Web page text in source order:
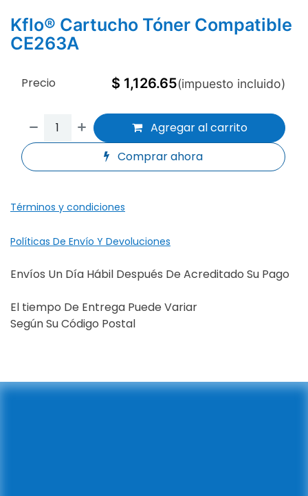
Kflo® Cartucho Tóner Compatible
CE263A
Agregar al carrito
Comprar ahora
Precio $ 1,126.65(impuesto incluido)
Términos y condiciones
Políticas De Envío Y Devoluciones
Envíos Un Día Hábil Después De Acreditado Su Pago
El tiempo De Entrega Puede Variar
Según Su Código Postal